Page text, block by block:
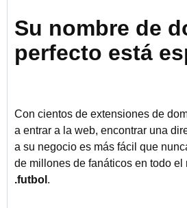
Su nombre de
perfecto está
Con cientos de extensiones de
a entrar a la web, encontrar una
a su negocio es más fácil que
de millones de fanáticos en todo el
.futbol .